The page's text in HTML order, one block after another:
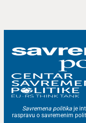
Savremena politika je
raspravu o savremenim